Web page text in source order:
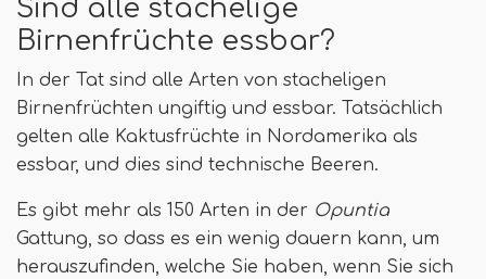
Sind alle stachelige
Birnenfrüchte essbar?
In der Tat sind alle Arten von stacheligen
Birnenfrüchten ungiftig und essbar. Tatsächlich
gelten alle Kaktusfrüchte in Nordamerika als
essbar, und dies sind technische Beeren.
Es gibt mehr als 150 Arten in der Opuntia
Gattung, so dass es ein wenig dauern kann, um
herauszufinden, welche Sie haben, wenn Sie sich